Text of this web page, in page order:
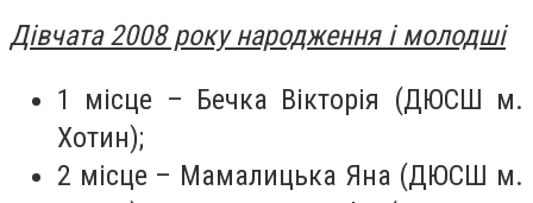
Дівчата 2008 року народження і молодші
1 місце – Бечка Вікторія (ДЮСШ м.
Хотин);
2 місце – Мамалицька Яна (ДЮСШ м.